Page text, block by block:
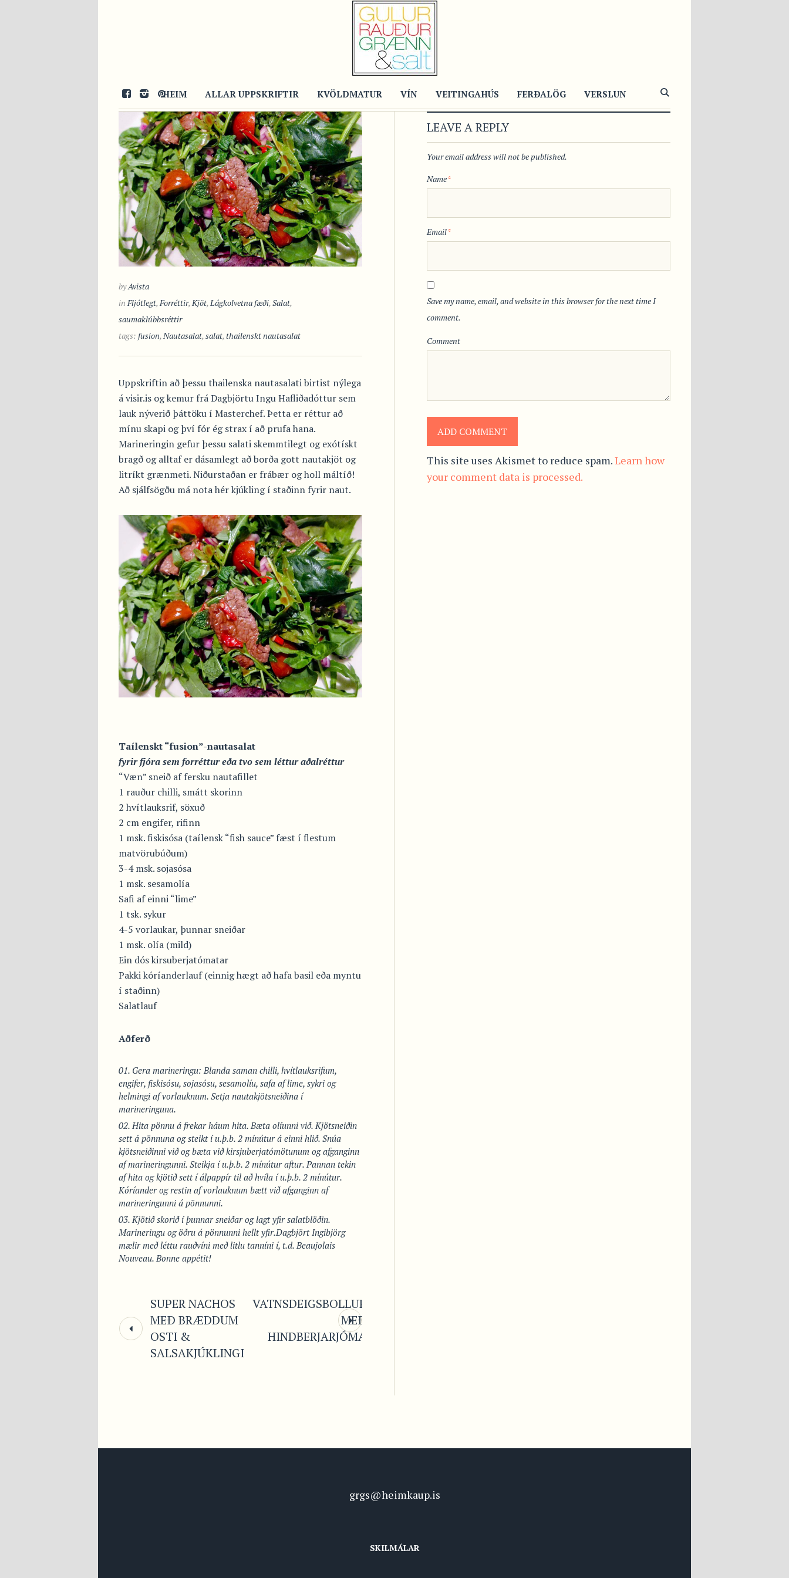
HEIM ALLAR UPPSKRIFTIR KVÖLDMATUR VÍN VEITINGAHÚS FERÐALÖG VERSLUN
byAvista
in Fljótlegt,Forréttir,Kjöt,Lágkolvetna fæði,Salat,
saumaklúbbsréttir
tags: fusion,Nautasalat,salat,thailenskt nautasalat
Uppskriftin að þessu thailenska nautasalati birtist nýlega
á visir.is og kemur frá Dagbjörtu Ingu Hafliðadóttur sem
lauk nýverið þáttöku í Masterchef. Þetta er réttur að
mínu skapi og því fór ég strax í að prufa hana.
Marineringin gefur þessu salati skemmtilegt og exótískt
bragð og alltaf er dásamlegt að borða gott nautakjöt og
litríkt grænmeti. Niðurstaðan er frábær og holl máltíð!
Að sjálfsögðu má nota hér kjúkling í staðinn fyrir naut.
Taílenskt “fusion”-nautasalat
fyrir fjóra sem forréttur eða tvo sem léttur aðalréttur
“Væn” sneið af fersku nautafillet
1 rauður chilli, smátt skorinn
2 hvítlauksrif, söxuð
2 cm engifer, rifinn
1 msk. fiskisósa (taílensk “fish sauce” fæst í flestum
matvörubúðum)
3-4 msk. sojasósa
1 msk. sesamolía
Safi af einni “lime”
1 tsk. sykur
4-5 vorlaukar, þunnar sneiðar
1 msk. olía (mild)
Ein dós kirsuberjatómatar
Pakki kóríanderlauf (einnig hægt að hafa basil eða myntu
í staðinn)
Salatlauf
Aðferð
Gera marineringu: Blanda saman chilli, hvítlauksrifum,
engifer, fiskisósu, sojasósu, sesamolíu, safa af lime, sykri og
helmingi af vorlauknum. Setja nautakjötsneiðina í
marineringuna.
Hita pönnu á frekar háum hita. Bæta olíunni við. Kjötsneiðin
sett á pönnuna og steikt í u.þ.b. 2 mínútur á einni hlið. Snúa
kjötsneiðinni við og bæta við kirsjuberjatómötunum og afganginn
af marineringunni. Steikja í u.þ.b. 2 mínútur aftur. Pannan tekin
af hita og kjötið sett í álpappír til að hvíla í u.þ.b. 2 mínútur.
Kóríander og restin af vorlauknum bætt við afganginn af
marineringunni á pönnunni.
Kjötið skorið í þunnar sneiðar og lagt yfir salatblöðin.
Marineringu og öðru á pönnunni hellt yfir.Dagbjört Ingibjörg
mælir með léttu rauðvíni með litlu tanníni í, t.d. Beaujolais
Nouveau. Bonne appétit!
SUPER NACHOS
MEÐ BRÆDDUM
OSTI &
SALSAKJÚKLINGI
VATNSDEIGSBOLLUR
MEÐ
HINDBERJARJÓMA
LEAVE A REPLY
Your email address will not be published.
Name*
Email*
Save my name, email, and website in this browser for the next time I
comment.
Comment
This site uses Akismet to reduce spam.Learn how
your comment data is processed.
grgs@heimkaup.is
SKILMÁLAR